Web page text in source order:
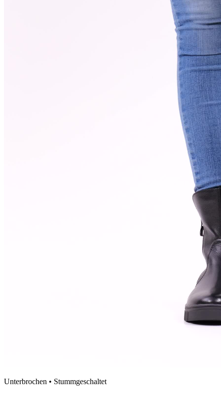
Unterbrochen • Stummgeschaltet